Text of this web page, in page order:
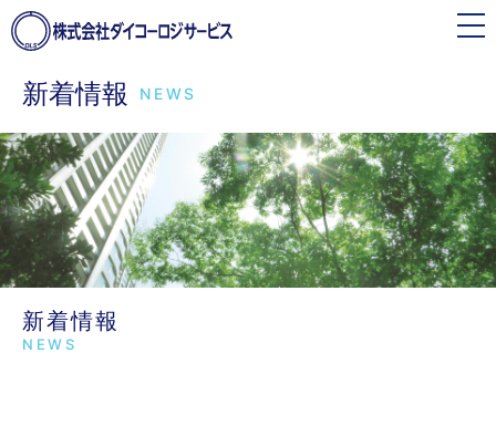
toggle
navigation
新着情報 NEWS
新着情報
NEWS